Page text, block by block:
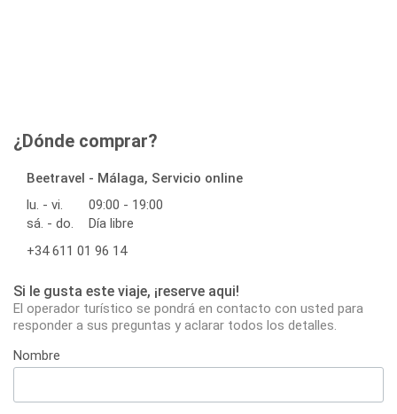
¿Dónde comprar?
Beetravel - Málaga, Servicio online
lu. - vi.
09:00 - 19:00
sá. - do.
Día libre
+34 611 01 96 14
Si le gusta este viaje, ¡reserve aqui!
El operador turístico se pondrá en contacto con usted para
responder a sus preguntas y aclarar todos los detalles.
Nombre